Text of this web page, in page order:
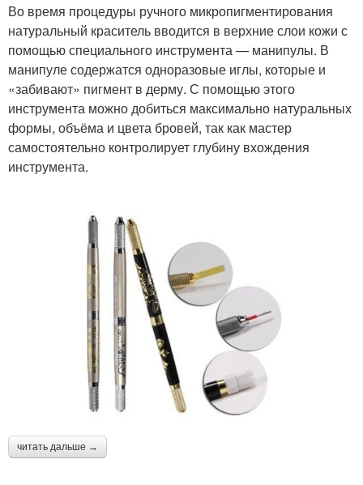
Во время процедуры ручного микропигментирования
натуральный краситель вводится в верхние слои кожи с
помощью специального инструмента — манипулы. В
манипуле содержатся одноразовые иглы, которые и
«забивают» пигмент в дерму. С помощью этого
инструмента можно добиться максимально натуральных
формы, объёма и цвета бровей, так как мастер
самостоятельно контролирует глубину вхождения
инструмента.
читать дальше →